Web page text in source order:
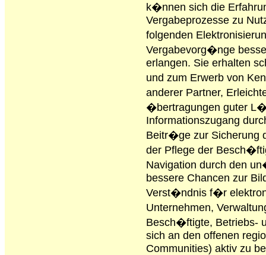
k�nnen sich die
Vergabeprozesse zu
folgenden
Vergabevorg�nge
erlangen. Sie erhalten
und zum Erwerb von
anderer Partner,
�bertragungen guter
Informationszugang
Beitr�ge zur Sicherung
der Pflege der
Navigation durch den
bessere Chancen zur
Verst�ndnis f�r
Unternehmen,
Besch�ftigte, Betriebs-
sich an den offenen
Com­munities) aktiv zu